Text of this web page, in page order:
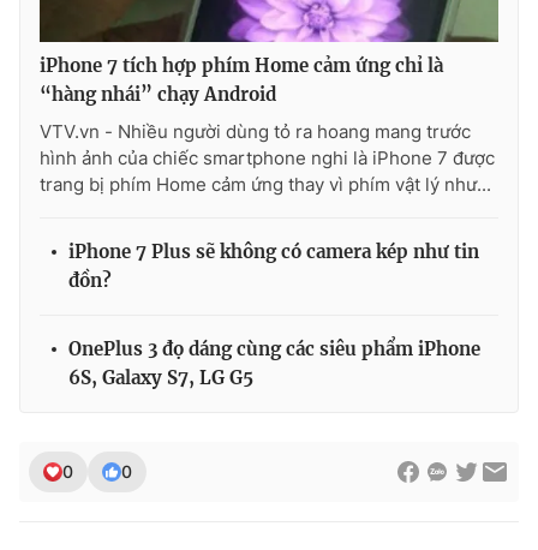
Thời báo VTV
Giấy phép hoạt động báo in và báo điện tử số 483/GP-BTTTT
cấp ngày 29/12/2023
Phó Tổng Biên tập:
Nguyễn Thị Mỹ Hạnh, Phạm Quốc Thắng,
Nguyễn Trọng Ninh
iPhone 7 tích hợp phím Home cảm ứng chỉ là
“hàng nhái” chạy Android
VTV.vn - Nhiều người dùng tỏ ra hoang mang trước
hình ảnh của chiếc smartphone nghi là iPhone 7 được
trang bị phím Home cảm ứng thay vì phím vật lý như...
iPhone 7 Plus sẽ không có camera kép như tin
đồn?
OnePlus 3 đọ dáng cùng các siêu phẩm iPhone
6S, Galaxy S7, LG G5
0 0